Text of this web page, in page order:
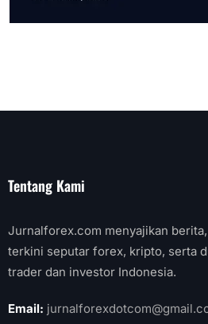
Tentang Kami
Jurnalforex.com menyajikan
terkini seputar forex, kripto, serta
trader dan investor Indonesia.
Email: